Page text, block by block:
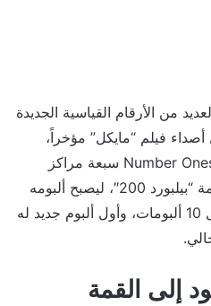
من الأرقام القياسية الجديدة
فيلم “مايكل” مؤخراً،
وصعد ألبوم مايكل جاكسون “Number Ones سبعة مراكز
ليحتل المركز السادس في قائمة “بيلبورد 200″، ليصبح ألبومه
رقم 11 الذي يدخل قائمة أفضل 10 ألبومات، وأول ألبوم جديد له
إلى القمة